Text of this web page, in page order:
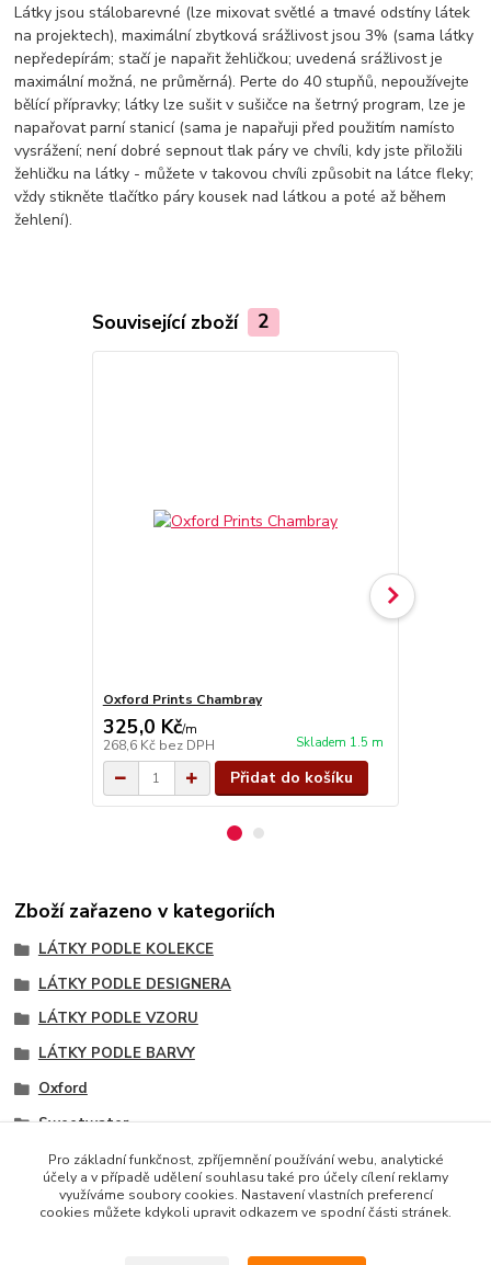
Látky jsou stálobarevné (lze mixovat světlé a tmavé odstíny látek
na projektech), maximální zbytková srážlivost jsou 3% (sama látky
nepředepírám; stačí je napařit žehličkou; uvedená srážlivost je
maximální možná, ne průměrná). Perte do 40 stupňů, nepoužívejte
bělící přípravky; látky lze sušit v sušičce na šetrný program, lze je
napařovat parní stanicí (sama je napařuji před použitím namísto
vysrážení; není dobré sepnout tlak páry ve chvíli, kdy jste přiložili
žehličku na látky - můžete v takovou chvíli způsobit na látce fleky;
vždy stikněte tlačítko páry kousek nad látkou a poté až během
žehlení).
Související zboží 2
Oxford Prints Chambray
325,0 Kč/m
268,6 Kč bez DPH Skladem 1.5 m
Přidat do košíku
Zboží zařazeno v kategoriích
LÁTKY PODLE KOLEKCE
LÁTKY PODLE DESIGNERA
LÁTKY PODLE VZORU
LÁTKY PODLE BARVY
Oxford
Sweetwater
Doplňkové vzory kolekce
Červené odstíny
Pro základní funkčnost, zpříjemnění používání webu, analytické
účely a v případě udělení souhlasu také pro účely cílení reklamy
využíváme soubory cookies. Nastavení vlastních preferencí
cookies můžete kdykoli upravit odkazem ve spodní části stránek.